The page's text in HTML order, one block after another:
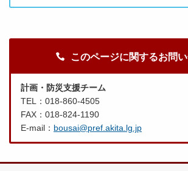
このページに関するお問
計画・防災支援チーム
TEL：018-860-4505
FAX：018-824-1190
E-mail： bousai@pref.akita.lg.jp